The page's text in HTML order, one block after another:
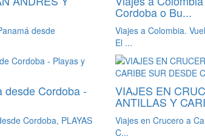
desde
Cordoba o Bu...
Viajes a Colombia.
El ...
desde Cordoba -
Cordoba, PLAYAS
VIAJES EN
ANTILLAS Y
Viajes en Crucero a
C...